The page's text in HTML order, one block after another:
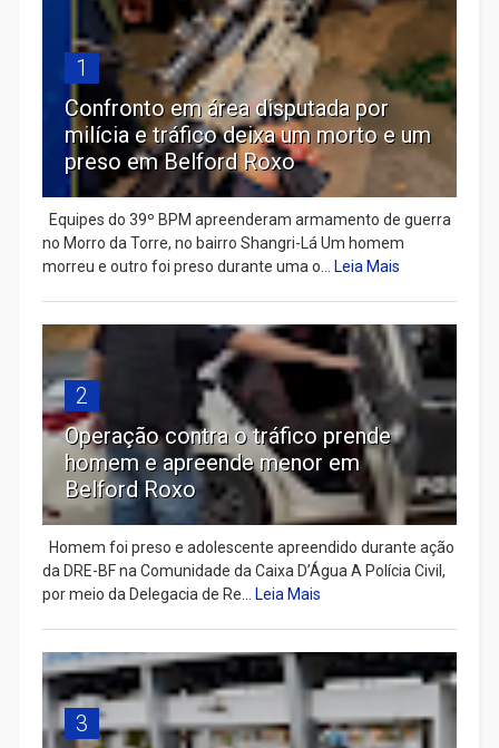
1
Confronto em área disputada por
milícia e tráfico deixa um morto e um
preso em Belford Roxo
Equipes do 39º BPM apreenderam armamento de guerra
no Morro da Torre, no bairro Shangri-Lá Um homem
morreu e outro foi preso durante uma o...
Leia Mais
2
Operação contra o tráfico prende
homem e apreende menor em
Belford Roxo
Homem foi preso e adolescente apreendido durante ação
da DRE-BF na Comunidade da Caixa D’Água A Polícia Civil,
por meio da Delegacia de Re...
Leia Mais
3